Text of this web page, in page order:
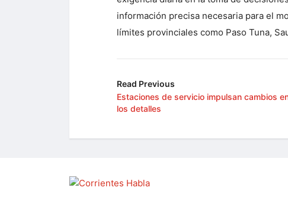
información precisa necesaria para el
límites provinciales como Paso Tuna,
Read Previous
Estaciones de servicio impulsan cambios
los detalles